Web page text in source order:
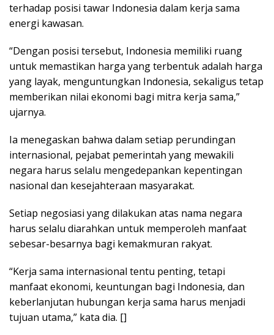
terhadap posisi tawar Indonesia dalam kerja sama
energi kawasan.
“Dengan posisi tersebut, Indonesia memiliki ruang
untuk memastikan harga yang terbentuk adalah harga
yang layak, menguntungkan Indonesia, sekaligus tetap
memberikan nilai ekonomi bagi mitra kerja sama,”
ujarnya.
Ia menegaskan bahwa dalam setiap perundingan
internasional, pejabat pemerintah yang mewakili
negara harus selalu mengedepankan kepentingan
nasional dan kesejahteraan masyarakat.
Setiap negosiasi yang dilakukan atas nama negara
harus selalu diarahkan untuk memperoleh manfaat
sebesar-besarnya bagi kemakmuran rakyat.
“Kerja sama internasional tentu penting, tetapi
manfaat ekonomi, keuntungan bagi Indonesia, dan
keberlanjutan hubungan kerja sama harus menjadi
tujuan utama,” kata dia. []